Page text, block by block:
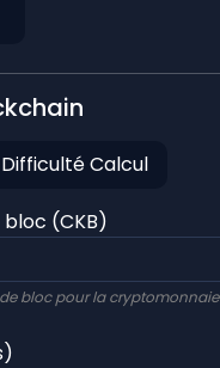
Calcul
(CKB)
bloc pour la cryptomonnaie